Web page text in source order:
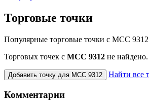
Торговые точки
Популярные торговые точки с MCC 9312
Торговых точек с МСС 9312 не найдено.
Добавить точку для MCC 9312 Найти все
Комментарии